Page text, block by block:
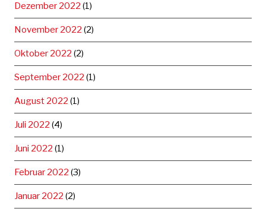
Dezember 2022 (1)
November 2022 (2)
Oktober 2022 (2)
September 2022 (1)
August 2022 (1)
Juli 2022 (4)
Juni 2022 (1)
Februar 2022 (3)
Januar 2022 (2)